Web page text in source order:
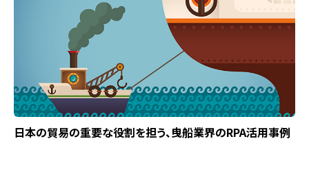
日本の貿易の重要な役割を担う、曳船業界のRPA活用事例